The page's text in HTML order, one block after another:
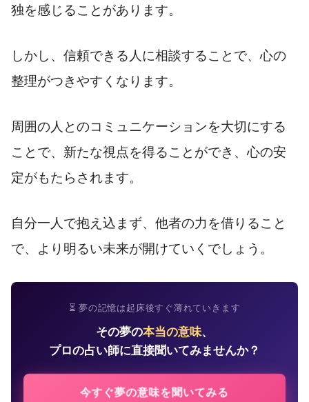
独を感じることがあります。
しかし、信頼できる人に相談することで、心の
整理がつきやすくなります。
周囲の人とのコミュニケーションを大切にする
ことで、新たな視点を得ることができ、心の安
定がもたらされます。
自分一人で抱え込まず、他者の力を借りること
で、より明るい未来が開けていくでしょう。
⏳ 夢の記憶は起床後すぐ薄れていきます
その夢の本当の意味、
プロの占い師に直接聞いてみませんか？
今すぐ夢の意味を聞いてみる